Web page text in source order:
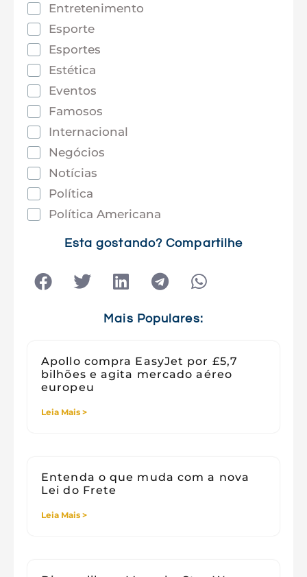
Entretenimento
Esporte
Esportes
Estética
Eventos
Famosos
Internacional
Negócios
Notícias
Política
Política Americana
Tecnologia
Esta gostando? Compartilhe
Mais Populares:
Apollo compra EasyJet por £5,7
bilhões e agita mercado aéreo
europeu
Leia Mais >
Entenda o que muda com a nova
Lei do Frete
Leia Mais >